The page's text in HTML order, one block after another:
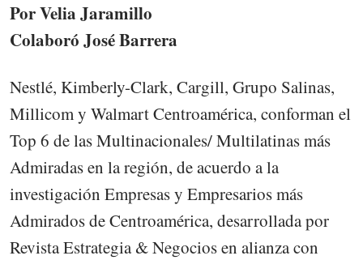
Por Velia Jaramillo
Colaboró José Barrera
Nestlé, Kimberly-Clark, Cargill, Grupo Salinas,
Millicom y Walmart Centroamérica, conforman el
Top 6 de las Multinacionales/ Multilatinas más
Admiradas en la región, de acuerdo a la
investigación Empresas y Empresarios más
Admirados de Centroamérica, desarrollada por
Revista Estrategia & Negocios en alianza con